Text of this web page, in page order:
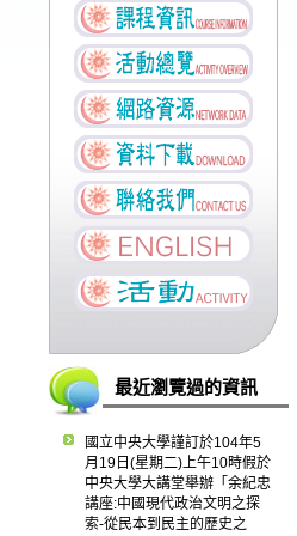
最近瀏覽過的資訊
國立中央大學謹訂於104年5
月19日(星期二)上午10時假於
中央大學大講堂舉辦「余紀忠
講座:中國現代政治文明之探
索-從民本到民主的歷史之